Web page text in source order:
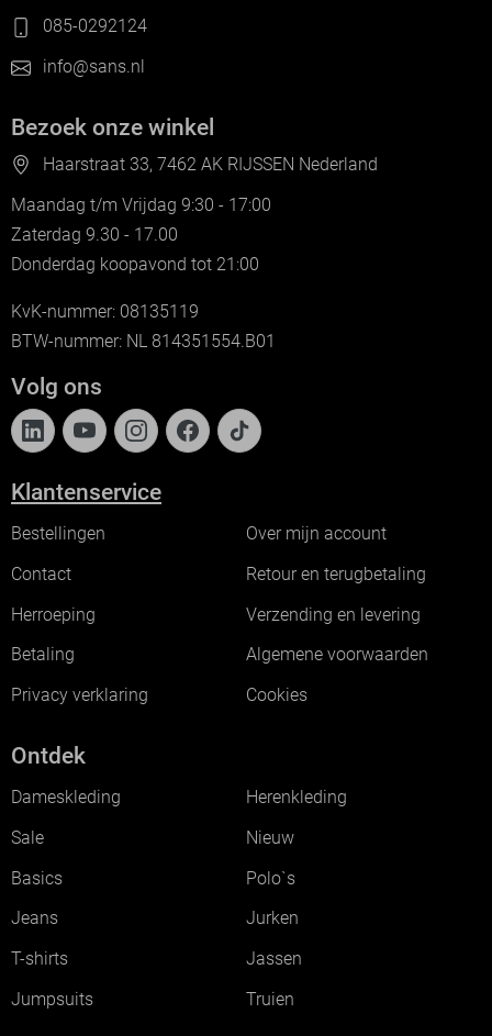
085-0292124
info@sans.nl
Bezoek onze winkel
Haarstraat 33, 7462 AK RIJSSEN Nederland
Maandag t/m Vrijdag 9:30 - 17:00
Zaterdag 9.30 - 17.00
Donderdag koopavond tot 21:00
KvK-nummer: 08135119
BTW-nummer: NL 814351554.B01
Volg ons
Klantenservice
Bestellingen
Over mijn account
Contact
Retour en terugbetaling
Herroeping
Verzending en levering
Betaling
Algemene voorwaarden
Privacy verklaring
Cookies
Ontdek
Dameskleding
Herenkleding
Sale
Nieuw
Basics
Polo`s
Jeans
Jurken
T-shirts
Jassen
Jumpsuits
Truien